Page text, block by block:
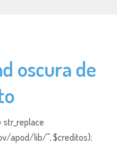
oscura de
str_replace
apod/lib/", $creditos);